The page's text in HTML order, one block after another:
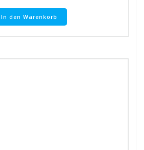
In den Warenkorb